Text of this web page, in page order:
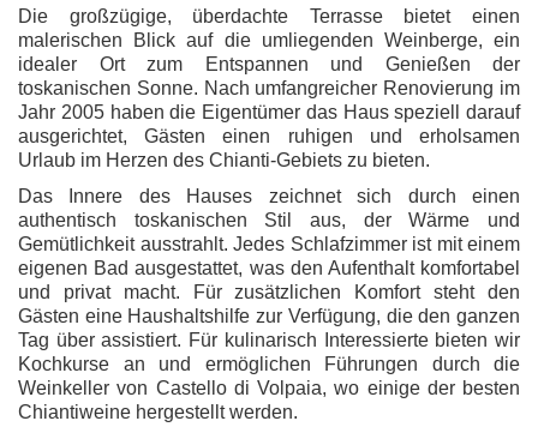
Die großzügige, überdachte Terrasse bietet einen
malerischen Blick auf die umliegenden Weinberge, ein
idealer Ort zum Entspannen und Genießen der
toskanischen Sonne. Nach umfangreicher Renovierung im
Jahr 2005 haben die Eigentümer das Haus speziell darauf
ausgerichtet, Gästen einen ruhigen und erholsamen
Urlaub im Herzen des Chianti-Gebiets zu bieten.
Das Innere des Hauses zeichnet sich durch einen
authentisch toskanischen Stil aus, der Wärme und
Gemütlichkeit ausstrahlt. Jedes Schlafzimmer ist mit einem
eigenen Bad ausgestattet, was den Aufenthalt komfortabel
und privat macht. Für zusätzlichen Komfort steht den
Gästen eine Haushaltshilfe zur Verfügung, die den ganzen
Tag über assistiert. Für kulinarisch Interessierte bieten wir
Kochkurse an und ermöglichen Führungen durch die
Weinkeller von Castello di Volpaia, wo einige der besten
Chiantiweine hergestellt werden.